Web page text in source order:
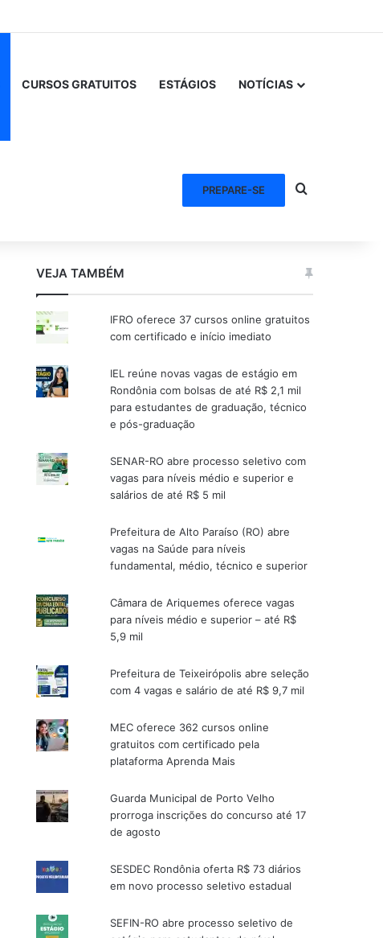
CURSOS GRATUITOS ESTÁGIOS NOTÍCIAS
PREPARE-SE Procurar por
VEJA TAMBÉM
IFRO oferece 37 cursos online gratuitos
com certificado e início imediato
IEL reúne novas vagas de estágio em
Rondônia com bolsas de até R$ 2,1 mil
para estudantes de graduação, técnico
e pós-graduação
SENAR-RO abre processo seletivo com
vagas para níveis médio e superior e
salários de até R$ 5 mil
Prefeitura de Alto Paraíso (RO) abre
vagas na Saúde para níveis
fundamental, médio, técnico e superior
Câmara de Ariquemes oferece vagas
para níveis médio e superior – até R$
5,9 mil
Prefeitura de Teixeirópolis abre seleção
com 4 vagas e salário de até R$ 9,7 mil
MEC oferece 362 cursos online
gratuitos com certificado pela
plataforma Aprenda Mais
Guarda Municipal de Porto Velho
prorroga inscrições do concurso até 17
de agosto
SESDEC Rondônia oferta R$ 73 diários
em novo processo seletivo estadual
SEFIN-RO abre processo seletivo de